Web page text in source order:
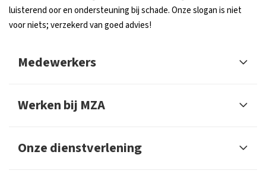
luisterend oor en ondersteuning bij schade. Onze slogan is niet
voor niets; verzekerd van goed advies!
Medewerkers
Werken bij MZA
Onze dienstverlening